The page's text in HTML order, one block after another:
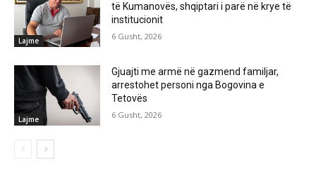
Lajme
të Kumanovës, shqiptari i parë në krye të
institucionit
6 Gusht, 2026
Lajme
Gjuajti me armë në gazmend familjar,
arrestohet personi nga Bogovina e
Tetovës
6 Gusht, 2026